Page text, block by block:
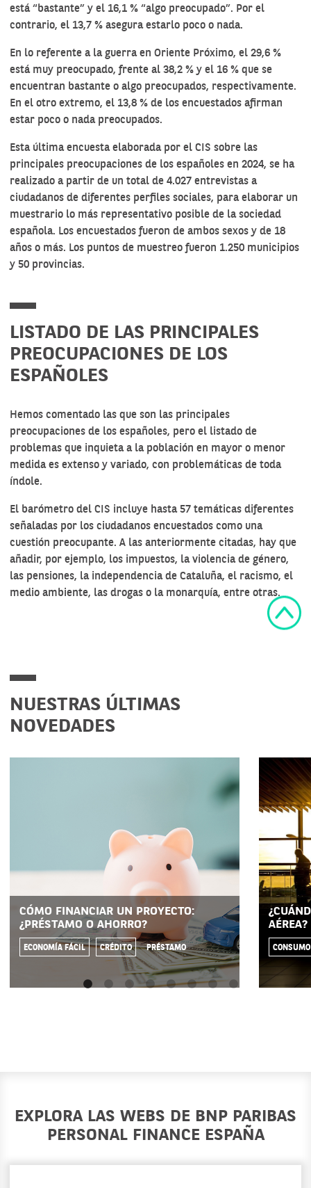
está “bastante” y el 16,1 % “algo preocupado”. Por el
contrario, el 13,7 % asegura estarlo poco o nada.
En lo referente a la guerra en Oriente Próximo, el 29,6 %
está muy preocupado, frente al 38,2 % y el 16 % que se
encuentran bastante o algo preocupados, respectivamente.
En el otro extremo, el 13,8 % de los encuestados afirman
estar poco o nada preocupados.
Esta última encuesta elaborada por el CIS sobre las
principales preocupaciones de los españoles en 2024, se ha
realizado a partir de un total de 4.027 entrevistas a
ciudadanos de diferentes perfiles sociales, para elaborar un
muestrario lo más representativo posible de la sociedad
española. Los encuestados fueron de ambos sexos y de 18
años o más. Los puntos de muestreo fueron 1.250 municipios
y 50 provincias.
LISTADO DE LAS PRINCIPALES
PREOCUPACIONES DE LOS
ESPAÑOLES
Hemos comentado las que son las principales
preocupaciones de los españoles, pero el listado de
problemas que inquieta a la población en mayor o menor
medida es extenso y variado, con problemáticas de toda
índole.
El barómetro del CIS incluye hasta 57 temáticas diferentes
señaladas por los ciudadanos encuestados como una
cuestión preocupante. A las anteriormente citadas, hay que
añadir, por ejemplo, los impuestos, la violencia de género,
las pensiones, la independencia de Cataluña, el racismo, el
medio ambiente, las drogas o la monarquía, entre otras.
NUESTRAS ÚLTIMAS
NOVEDADES
CÓMO FINANCIAR UN PROYECTO:
¿PRÉSTAMO O AHORRO?
ECONOMÍA FÁCIL CRÉDITO PRÉSTAMO CONSUMO
EXPLORA LAS WEBS DE BNP PARIBAS
PERSONAL FINANCE ESPAÑA